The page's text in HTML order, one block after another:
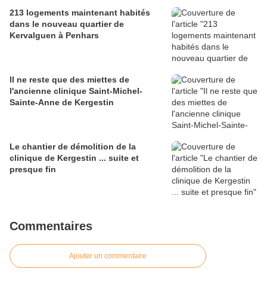
213 logements maintenant habités
dans le nouveau quartier de
Kervalguen à Penhars
Il ne reste que des miettes de
l'ancienne clinique Saint-Michel-
Sainte-Anne de Kergestin
Le chantier de démolition de la
clinique de Kergestin ... suite et
presque fin
Commentaires
Ajouter un commentaire